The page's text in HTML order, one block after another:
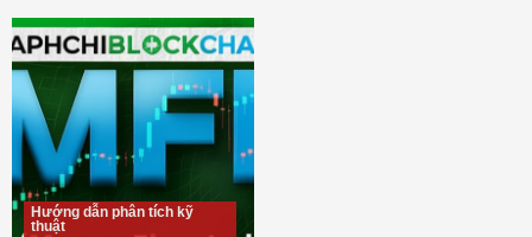
Hướng dẫn phân tích kỹ
thuật